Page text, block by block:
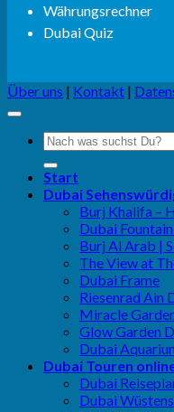
Währungsrechner
Dubai Quiz
Über uns | Kontakt |
Start
Dubai
Burj Khalifa –
Dubai
Burj Al Arab |
The View at
Dubai Frame
Riesenrad Ain
Miracle
Glow Garden
Dubai
Dubai Touren
Dubai
Dubai